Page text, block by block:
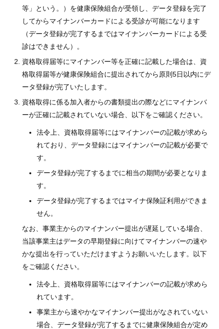
等」という。）を健康保険組合が受領し、データ登録を完了
してからマイナンバーカードによる受診が可能になります
（データ登録が完了するまではマイナンバーカードによる受
診はできません）。
資格取得届等にマイナンバー等を正確に記載した場合は、資
格取得届等が健康保険組合に提出されてから原則5日以内にデ
ータ登録が完了いたします。
資格取得に係る加入者からの書類提出の際などにマイナンバ
ーが正確に記載されていない場合、以下をご確認ください。
法令上、資格取得届等にはマイナンバーの記載が求めら
れており、データ登録にはマイナンバーの記載が必要で
す。
データ登録が完了するまでに相当の期間が必要となりま
す。
データ登録が完了するまではマイナ保険証利用ができま
せん。
なお、事業主からのマイナンバー提出が遅延している場合、
当該事業主はデータの早期登録に向けてマイナンバーの速や
かな提出を行っていただけますようお願いいたします。以下
をご確認ください。
法令上、資格取得届等にはマイナンバーの記載が求めら
れています。
事業主から速やかなマイナンバー提出がなされていない
場合、データ登録が完了するまでに健康保険組合が定め